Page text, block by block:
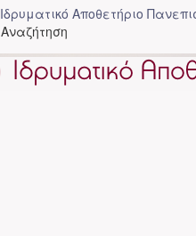
Ιδρυματικό Αποθετήριο
Αναζήτηση